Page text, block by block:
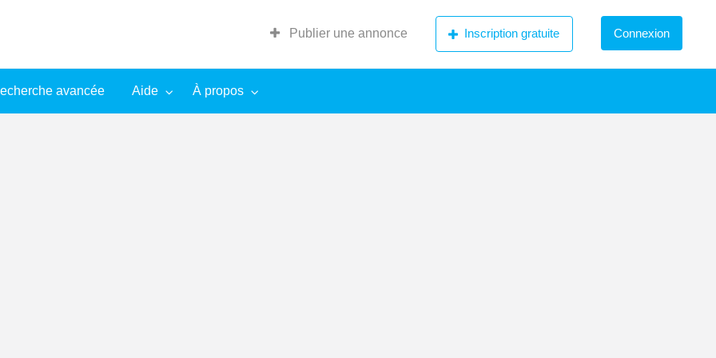
Publier une annonce Inscription gratuite Connexion
avancée Aide À propos